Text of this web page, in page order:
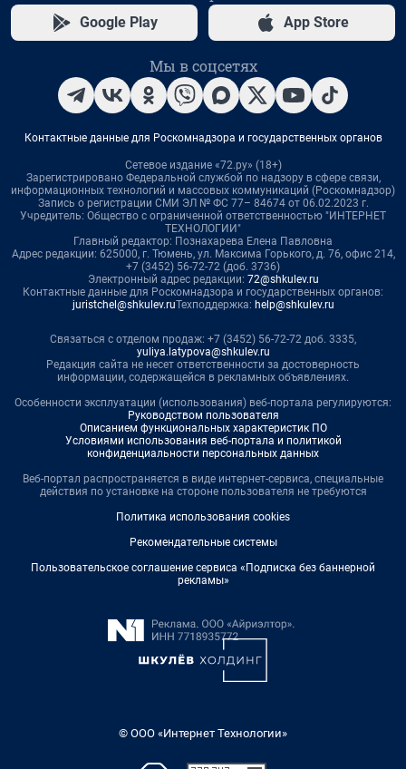
Google Play App Store
Мы в соцсетях
Контактные данные для Роскомнадзора и государственных органов
Сетевое издание «72.ру» (18+)
Зарегистрировано Федеральной службой по надзору в сфере связи,
информационных технологий и массовых коммуникаций (Роскомнадзор)
Запись о регистрации СМИ ЭЛ № ФС 77– 84674 от 06.02.2023 г.
Учредитель: Общество с ограниченной ответственностью "ИНТЕРНЕТ
ТЕХНОЛОГИИ"
Главный редактор: Познахарева Елена Павловна
Адрес редакции: 625000, г. Тюмень, ул. Максима Горького, д. 76, офис 214,
+7 (3452) 56-72-72 (доб. 3736)
Электронный адрес редакции: 72@shkulev.ru
Контактные данные для Роскомнадзора и государственных органов:
juristchel@shkulev.ruТехподдержка: help@shkulev.ru
Связаться с отделом продаж: +7 (3452) 56-72-72 доб. 3335,
yuliya.latypova@shkulev.ru
Редакция сайта не несет ответственности за достоверность
информации, содержащейся в рекламных объявлениях.
Особенности эксплуатации (использования) веб-портала регулируются:
Руководством пользователя
Описанием функциональных характеристик ПО
Условиями использования веб-портала и политикой
конфиденциальности персональных данных
Веб-портал распространяется в виде интернет-сервиса, специальные
действия по установке на стороне пользователя не требуются
Политика использования cookies
Рекомендательные системы
Пользовательское соглашение сервиса «Подписка без баннерной
рекламы»
© ООО «Интернет Технологии»